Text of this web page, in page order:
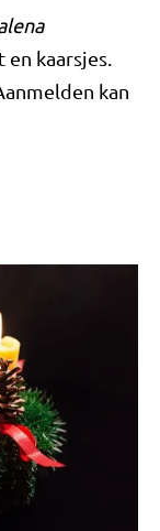
kaarsjes.
kan